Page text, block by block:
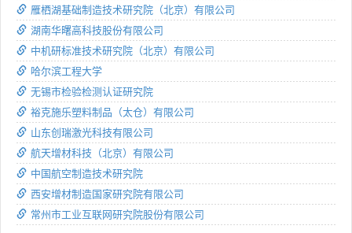
雁栖湖基础制造技术研究院（北京）有限公司
湖南华曙高科技股份有限公司
中机研标准技术研究院（北京）有限公司
哈尔滨工程大学
无锡市检验检测认证研究院
裕克施乐塑料制品（太仓）有限公司
山东创瑞激光科技有限公司
航天增材科技（北京）有限公司
中国航空制造技术研究院
西安增材制造国家研究院有限公司
常州市工业互联网研究院股份有限公司